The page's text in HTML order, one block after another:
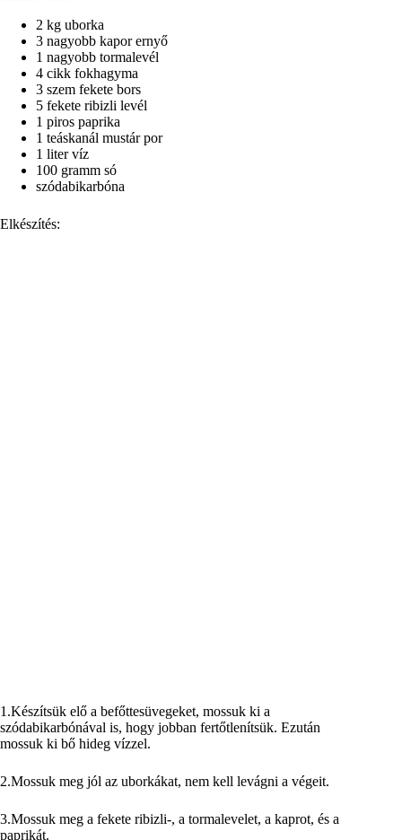
2 kg uborka
3 nagyobb kapor ernyő
1 nagyobb tormalevél
4 cikk fokhagyma
3 szem fekete bors
5 fekete ribizli levél
1 piros paprika
1 teáskanál mustár por
1 liter víz
100 gramm só
szódabikarbóna
Elkészítés:
1.Készítsük elő a befőttesüvegeket, mossuk ki a
szódabikarbónával is, hogy jobban fertőtlenítsük. Ezután
mossuk ki bő hideg vízzel.
2.Mossuk meg jól az uborkákat, nem kell levágni a végeit.
3.Mossuk meg a fekete ribizli-, a tormalevelet, a kaprot, és a
paprikát.